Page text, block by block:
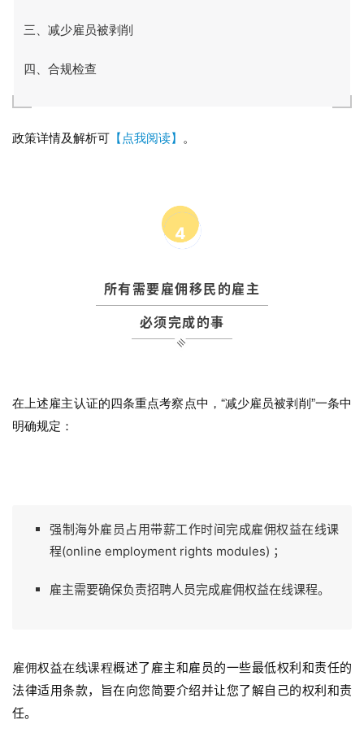
三、减少雇员被剥削
四、合规检查
政策详情及解析可 【点我阅读】 。
4
所有需要雇佣移民的雇主
必须完成的事
在上述雇主认证的四条重点考察点中，“减少雇员被剥削”一条中
明确规定：
强制海外雇员占用带薪工作时间完成雇佣权益在线课
程(online employment rights modules) ；
雇主需要确保负责招聘人员完成雇佣权益在线课程。
雇佣权益在线课程概述了雇主和雇员的一些最低权利和责任的
法律适用条款，旨在向您简要介绍并让您了解自己的权利和责
任。